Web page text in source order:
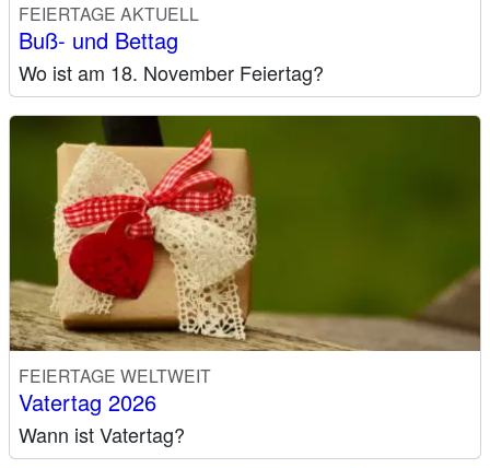
FEIERTAGE AKTUELL
Buß- und Bettag
Wo ist am 18. November Feiertag?
FEIERTAGE WELTWEIT
Vatertag 2026
Wann ist Vatertag?